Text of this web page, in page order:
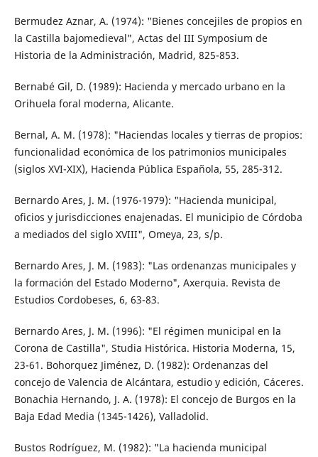
Bermudez Aznar, A. (1974): "Bienes concejiles de propios en
la Castilla bajomedieval", Actas del III Symposium de
Historia de la Administración, Madrid, 825-853.
Bernabé Gil, D. (1989): Hacienda y mercado urbano en la
Orihuela foral moderna, Alicante.
Bernal, A. M. (1978): "Haciendas locales y tierras de propios:
funcionalidad económica de los patrimonios municipales
(siglos XVI-XIX), Hacienda Pública Española, 55, 285-312.
Bernardo Ares, J. M. (1976-1979): "Hacienda municipal,
oficios y jurisdicciones enajenadas. El municipio de Córdoba
a mediados del siglo XVIII", Omeya, 23, s/p.
Bernardo Ares, J. M. (1983): "Las ordenanzas municipales y
la formación del Estado Moderno", Axerquia. Revista de
Estudios Cordobeses, 6, 63-83.
Bernardo Ares, J. M. (1996): "El régimen municipal en la
Corona de Castilla", Studia Histórica. Historia Moderna, 15,
23-61. Bohorquez Jiménez, D. (1982): Ordenanzas del
concejo de Valencia de Alcántara, estudio y edición, Cáceres.
Bonachia Hernando, J. A. (1978): El concejo de Burgos en la
Baja Edad Media (1345-1426), Valladolid.
Bustos Rodríguez, M. (1982): "La hacienda municipal